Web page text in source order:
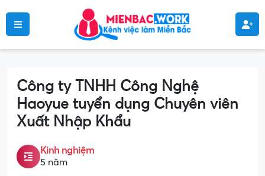
Công ty TNHH Công Nghệ
Haoyue tuyển dụng Chuyên viên
Xuất Nhập Khẩu
Kinh nghiệm
5 năm